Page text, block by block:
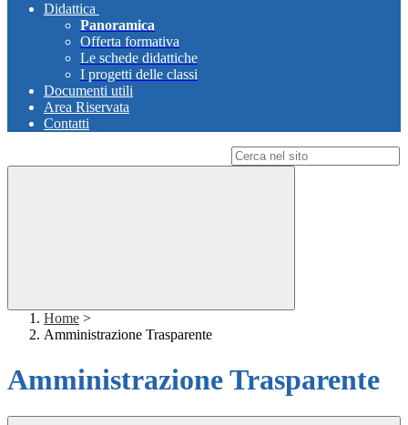
Didattica
Panoramica
Offerta formativa
Le schede didattiche
I progetti delle classi
Documenti utili
Area Riservata
Contatti
Home >
Amministrazione Trasparente
Amministrazione Trasparente